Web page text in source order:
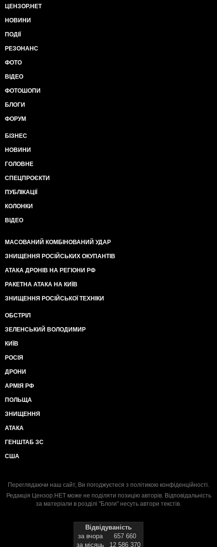
ЦЕНЗОР.НЕТ
НОВИНИ
ПОДІЇ
РЕЗОНАНС
ФОТО
ВІДЕО
ФОТОШОПИ
БЛОГИ
ФОРУМ
БІЗНЕС
НОВИНИ
ГОЛОВНЕ
СПЕЦПРОЄКТИ
ПУБЛІКАЦІЇ
КОЛОНКИ
ВІДЕО
МАСОВАНИЙ КОМБІНОВАНИЙ УДАР
ЗНИЩЕННЯ РОСІЙСЬКИХ ОКУПАНТІВ
АТАКА ДРОНІВ НА РЕГІОНИ РФ
РАКЕТНА АТАКА НА КИЇВ
ЗНИЩЕННЯ РОСІЙСЬКОЇ ТЕХНІКИ
ОБСТРІЛ
ЗЕЛЕНСЬКИЙ ВОЛОДИМИР
КИЇВ
РОСІЯ
ДРОНИ
АРМІЯ РФ
ПОЛЬЩА
ЗНИЩЕННЯ
АТАКА
ГЕНШТАБ ЗС
США
Переглядаючи наш сайт, Ви погоджуєтеся з політикою конфіденційності.
Редакція Цензор.НЕТ може не поділяти позицію авторів. Відповідальність
за матеріали в розділі "Блоги" несуть автори текстів.
Відвідуваність
за вчора
657 660
за місяць
12 586 370